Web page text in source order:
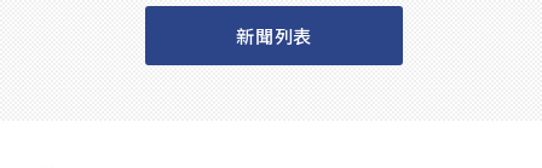
新聞列表